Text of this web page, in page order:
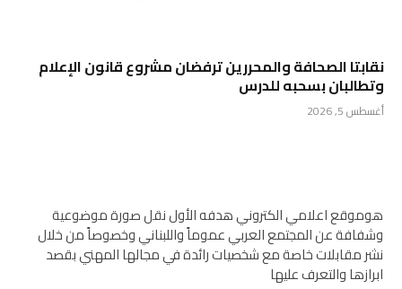
نقابتا الصحافة والمحررين ترفضان مشروع قانون الإعلام
وتطالبان بسحبه للدرس
أغسطس 5, 2026
هوموقع اعلامي الكتروني هدفه الأول نقل صورة موضوعية
وشفافة عن المجتمع العربي عموماً واللبناني وخصوصاً من خلال
نشر مقابلات خاصة مع شخصيات رائدة في مجالها المهني بقصد
ابرازها والتعرف عليها